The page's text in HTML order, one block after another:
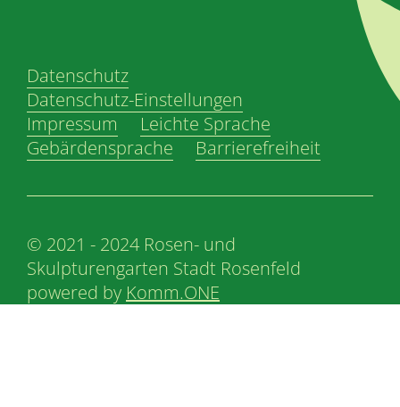
Datenschutz
Datenschutz-Einstellungen
Impressum
Leichte Sprache
Gebärdensprache
Barrierefreiheit
© 2021 - 2024 Rosen- und
Skulpturengarten Stadt Rosenfeld
powered by Komm.ONE